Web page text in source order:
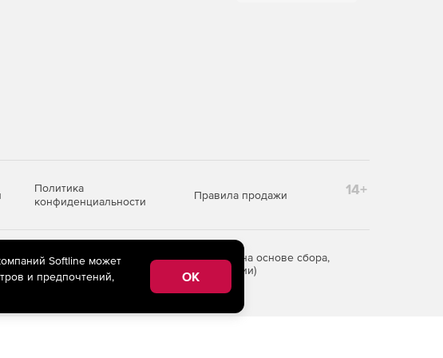
Политика
конфиденциальности
Правила продажи 14+
технологии предоставления информации на основе сбора,
на территории Российской Федерации)
Softline может
и предпочтений,
OK